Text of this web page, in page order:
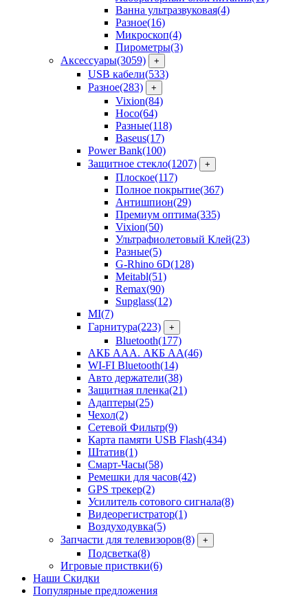
Ванна ультразвуковая(4)
Разное(16)
Микроскоп(4)
Пирометры(3)
Аксессуары(3059) +
USB кабели(533)
Разное(283) +
Vixion(84)
Hoco(64)
Разные(118)
Baseus(17)
Power Bank(100)
Защитное стекло(1207) +
Плоское(117)
Полное покрытие(367)
Антишпион(29)
Премиум оптима(335)
Vixion(50)
Ультрафиолетовый Клей(23)
Разные(5)
G-Rhino 6D(128)
Meitabl(51)
Remax(90)
Supglass(12)
MI(7)
Гарнитура(223) +
Bluetooth(177)
АКБ ААА. АКБ АА(46)
WI-FI Bluetooth(14)
Авто держатели(38)
Защитная пленка(21)
Адаптеры(25)
Чехол(2)
Сетевой Фильтр(9)
Карта памяти USB Flash(434)
Штатив(1)
Смарт-Часы(58)
Ремешки для часов(42)
GPS трекер(2)
Усилитель сотового сигнала(8)
Видеорегистратор(1)
Воздуходувка(5)
Запчасти для телевизоров(8) +
Подсветка(8)
Игровые приствки(6)
Наши Скидки
Популярные предложения